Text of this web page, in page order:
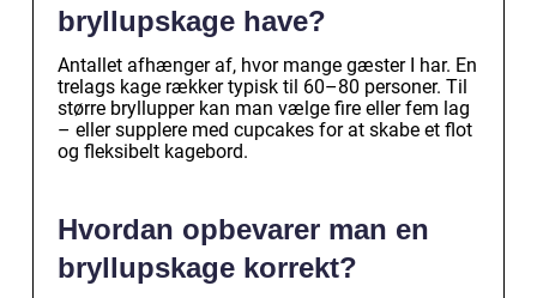
bryllupskage have?
Antallet afhænger af, hvor mange gæster I har. En
trelags kage rækker typisk til 60–80 personer. Til
større bryllupper kan man vælge fire eller fem lag
– eller supplere med cupcakes for at skabe et flot
og fleksibelt kagebord.
Hvordan opbevarer man en
bryllupskage korrekt?